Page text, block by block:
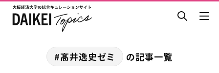
#髙井逸史ゼミ の記事一覧